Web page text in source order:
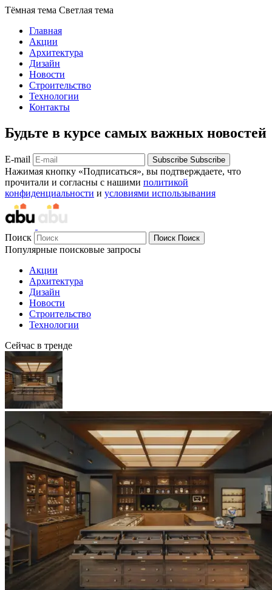
Тёмная тема Светлая тема
Главная
Акции
Архитектура
Дизайн
Новости
Строительство
Технологии
Контакты
Будьте в курсе самых важных новостей
E-mail Subscribe Subscribe
Нажимая кнопку «Подписаться», вы подтверждаете, что
прочитали и согласны с нашими политикой
конфиденциальности и условиями использывания
Поиск Поиск Поиск
Популярные поисковые запросы
Акции
Архитектура
Дизайн
Новости
Строительство
Технологии
Сейчас в тренде